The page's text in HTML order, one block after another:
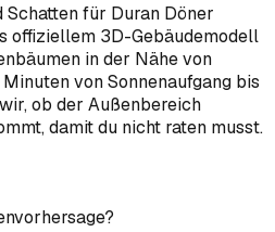
Schatten für Duran Döner
offiziellem 3D-Gebäudemodell
in der Nähe von
von Sonnenaufgang bis
ob der Außenbereich
damit du nicht raten musst.